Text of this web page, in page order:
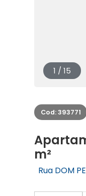
1 / 15
Cod: 393771
m²
Rua DOM